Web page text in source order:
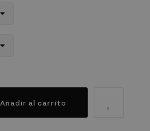
Añadir al carrito